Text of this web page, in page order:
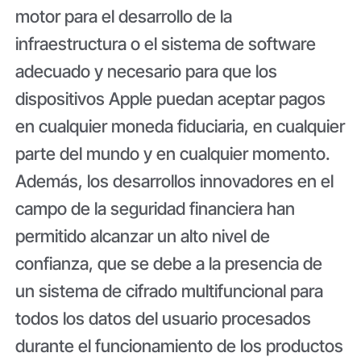
motor para el desarrollo de la
infraestructura o el sistema de software
adecuado y necesario para que los
dispositivos Apple puedan aceptar pagos
en cualquier moneda fiduciaria, en cualquier
parte del mundo y en cualquier momento.
Además, los desarrollos innovadores en el
campo de la seguridad financiera han
permitido alcanzar un alto nivel de
confianza, que se debe a la presencia de
un sistema de cifrado multifuncional para
todos los datos del usuario procesados ​​
durante el funcionamiento de los productos